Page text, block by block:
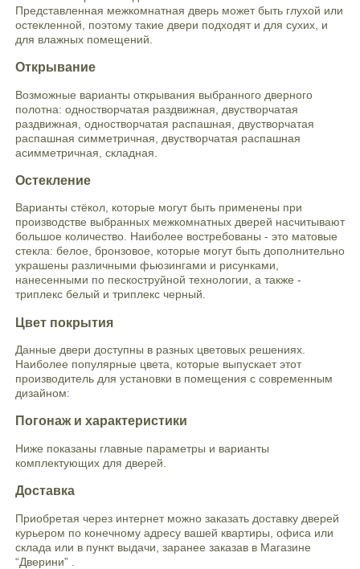
Представленная межкомнатная дверь может быть глухой или
остекленной, поэтому такие двери подходят и для сухих, и
для влажных помещений.
Открывание
Возможные варианты открывания выбранного дверного
полотна: одностворчатая раздвижная, двустворчатая
раздвижная, одностворчатая распашная, двустворчатая
распашная симметричная, двустворчатая распашная
асимметричная, складная.
Остекление
Варианты стёкол, которые могут быть применены при
производстве выбранных межкомнатных дверей насчитывают
большое количество. Наиболее востребованы - это матовые
стекла: белое, бронзовое, которые могут быть дополнительно
украшены различными фьюзингами и рисунками,
нанесенными по пескоструйной технологии, а также -
триплекс белый и триплекс черный.
Цвет покрытия
Данные двери доступны в разных цветовых решениях.
Наиболее популярные цвета, которые выпускает этот
производитель для установки в помещения с современным
дизайном:
Погонаж и характеристики
Ниже показаны главные параметры и варианты
комплектующих для дверей.
Доставка
Приобретая через интернет можно заказать доставку дверей
курьером по конечному адресу вашей квартиры, офиса или
склада или в пункт выдачи, заранее заказав в Магазине
“Дверини” .